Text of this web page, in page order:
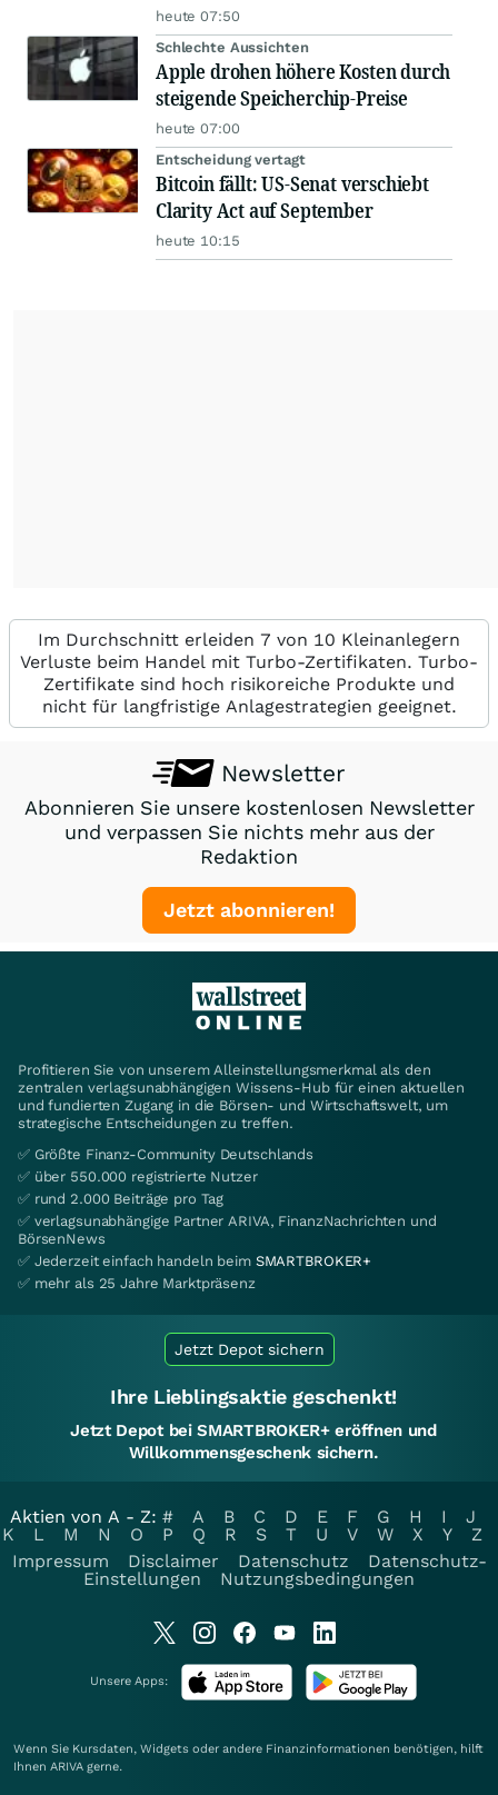
heute 07:50
Schlechte Aussichten
Apple drohen höhere Kosten durch
steigende Speicherchip-Preise
heute 07:00
Entscheidung vertagt
Bitcoin fällt: US-Senat verschiebt
Clarity Act auf September
heute 10:15
Im Durchschnitt erleiden 7 von 10 Kleinanlegern
Verluste beim Handel mit Turbo-Zertifikaten. Turbo-
Zertifikate sind hoch risikoreiche Produkte und
nicht für langfristige Anlagestrategien geeignet.
Newsletter
Abonnieren Sie unsere kostenlosen Newsletter
und verpassen Sie nichts mehr aus der
Redaktion
Jetzt abonnieren!
Profitieren Sie von unserem Alleinstellungsmerkmal als den
zentralen verlagsunabhängigen Wissens-Hub für einen aktuellen
und fundierten Zugang in die Börsen- und Wirtschaftswelt, um
strategische Entscheidungen zu treffen.
✅ Größte Finanz-Community Deutschlands
✅ über 550.000 registrierte Nutzer
✅ rund 2.000 Beiträge pro Tag
✅ verlagsunabhängige Partner ARIVA, FinanzNachrichten und
BörsenNews
✅ Jederzeit einfach handeln beim SMARTBROKER+
✅ mehr als 25 Jahre Marktpräsenz
Jetzt Depot sichern
Ihre Lieblingsaktie geschenkt!
Jetzt Depot bei SMARTBROKER+ eröffnen und
Willkommensgeschenk sichern.
Aktien von A - Z: # A B C D E F G H I
J
K
L M N O P Q R S T U V W X Y
Z
Impressum
Disclaimer Datenschutz
Datenschutz-
Einstellungen
Nutzungsbedingungen
Unsere Apps:
Wenn Sie Kursdaten, Widgets oder andere Finanzinformationen benötigen, hilft
Ihnen ARIVA gerne.